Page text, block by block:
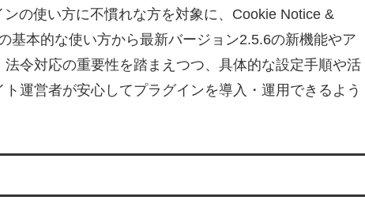
の使い方に不慣れな方を対象に、Cookie Notice &
基本的な使い方から最新バージョン2.5.6の新機能やア
令対応の重要性を踏まえつつ、具体的な設定手順や活
運営者が安心してプラグインを導入・運用できるよう